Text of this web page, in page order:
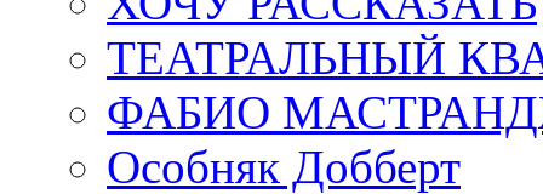
ТЕАТРАЛЬНЫЙ
ФАБИО
Особняк Добберт